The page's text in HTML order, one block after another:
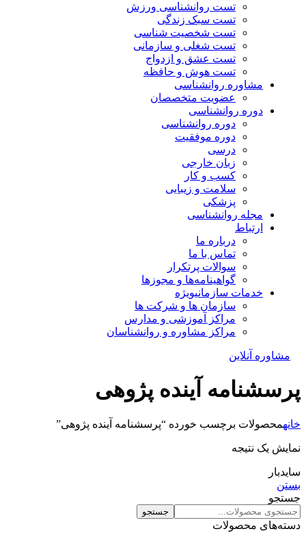
تست روانشناسی ورزش
تست سبک زندگی
تست شخصیت شناسی
تست شغلی و سازمانی
تست عشق و ازدواج
تست هوش و حافظه
مشاوره روانشناسی
عضویت متخصصان
دوره روانشناسی
دوره روانشناسی
دوره موفقیت
درسی
زبان خارجی
کسب و کار
سلامت و زیبایی
پزشکی
مجله روانشناسی
ارتباط
درباره ما
تماس با ما
سوالات پرتکرار
گواهینامه‌ها و مجوزها
خدمات سازمانیویژه
سازمان ها و شرکت ها
مراکز آموزشی و مدارس
مراکز مشاوره و روانشناسان
مشاوره آنلاین
پرسشنامه آینده پژوهی
خانهمحصولات برچسب خورده “پرسشنامه آینده پژوهی”
نمایش یک نتیجه
سایدبار
بستن
جستجو
جستجو
دسته‌های محصولات